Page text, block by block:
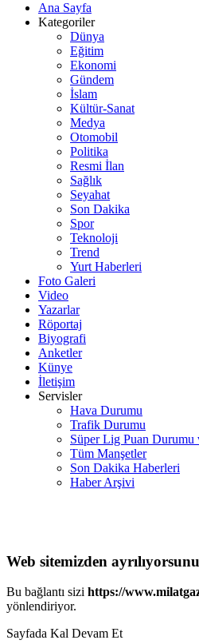
Ana Sayfa
Kategoriler
Dünya
Eğitim
Ekonomi
Gündem
İslam
Kültür-Sanat
Medya
Otomobil
Politika
Resmi İlan
Sağlık
Seyahat
Son Dakika
Spor
Teknoloji
Trend
Yurt Haberleri
Foto Galeri
Video
Yazarlar
Röportaj
Biyografi
Anketler
Künye
İletişim
Servisler
Hava Durumu
Trafik Durumu
Süper Lig Puan Durumu
Tüm Manşetler
Son Dakika Haberleri
Haber Arşivi
Web sitemizden
Bu bağlantı sizi https://
yönlendiriyor.
Sayfada Kal Devam Et